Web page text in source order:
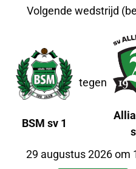
Volgende wedstrijd
BSM sv 1
tegen
29 augustus 2026 om